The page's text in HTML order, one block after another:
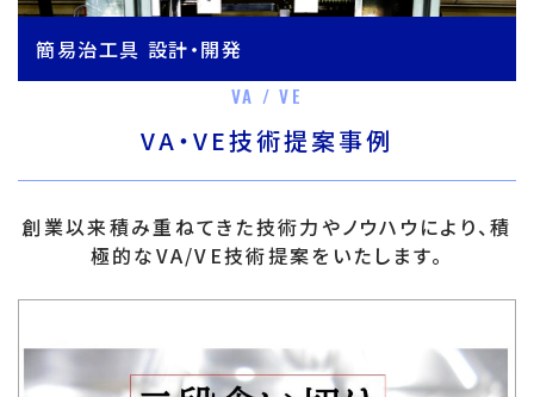
簡易治工具 設計・開発
VA / VE
VA・VE技術提案事例
創業以来積み重ねてきた技術力やノウハウにより、積
極的なVA/VE技術提案をいたします。